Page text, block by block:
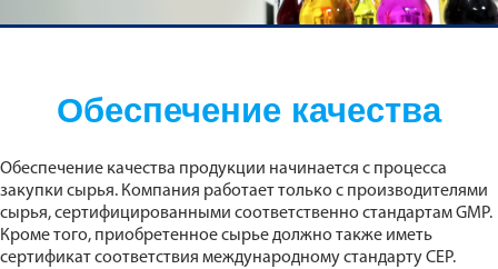
Обеспечение качества
Обеспечение качества продукции начинается с процесса
закупки сырья. Компания работает только с производителями
сырья, сертифицированными соответственно стандартам GMP.
Кроме того, приобретенное сырье должно также иметь
сертификат соответствия международному стандарту CEP.